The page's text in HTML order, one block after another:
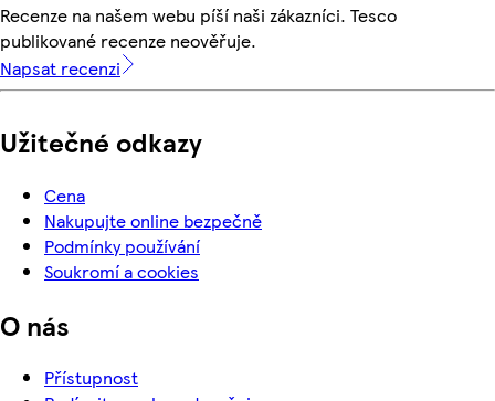
Recenze na našem webu píší naši zákazníci. Tesco
publikované recenze neověřuje.
Napsat recenzi
Užitečné odkazy
Cena
Nakupujte online bezpečně
Podmínky používání
Soukromí a cookies
O nás
Přístupnost